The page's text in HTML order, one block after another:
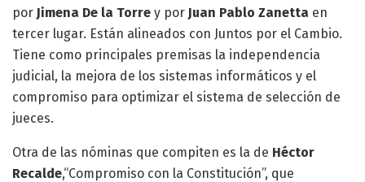
por Jimena De la Torre y por Juan Pablo Zanetta en
tercer lugar. Están alineados con Juntos por el Cambio.
Tiene como principales premisas la independencia
judicial, la mejora de los sistemas informáticos y el
compromiso para optimizar el sistema de selección de
jueces.
Otra de las nóminas que compiten es la de Héctor
Recalde,“Compromiso con la Constitución”, que